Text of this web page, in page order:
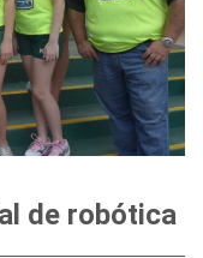
de robótica